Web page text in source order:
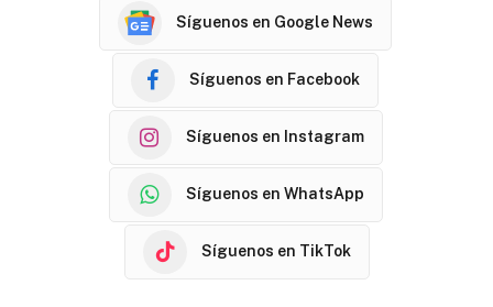
Síguenos en Google News
Síguenos en Facebook
Síguenos en Instagram
Síguenos en WhatsApp
Síguenos en TikTok